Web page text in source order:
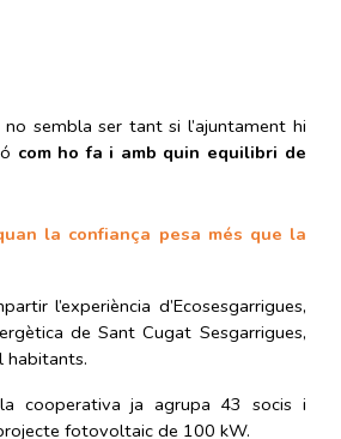
sembla ser tant si l’ajuntament hi
com ho fa i amb quin equilibri de
la confiança pesa més que la
l’experiència d’Ecosesgarrigues,
de Sant Cugat Sesgarrigues,
habitants.
cooperativa ja agrupa 43 socis i
fotovoltaic de 100 kW.